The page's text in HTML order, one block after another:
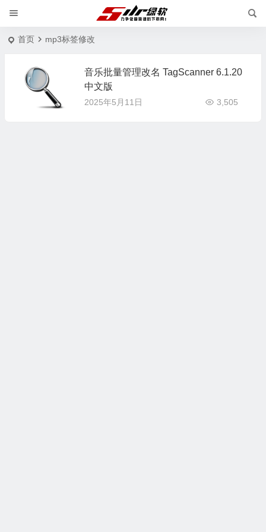
首页 mp3标签修改
音乐批量管理改名 TagScanner 6.1.20
中文版
2025年5月11日 3,505